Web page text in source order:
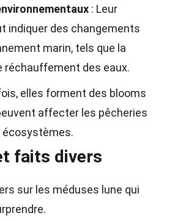
: Leur
indiquer des changements
marin, tels que la
réchauffement des eaux.
elles forment des blooms
affecter les pêcheries
écosystèmes.
faits divers
sur les méduses lune qui